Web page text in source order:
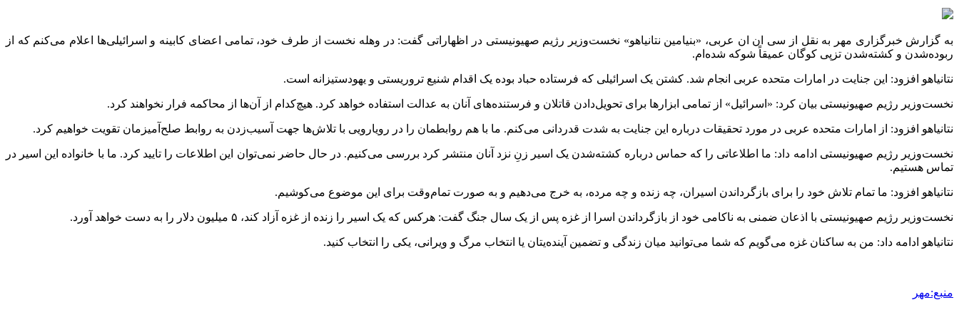
به گزارش خبرگزاری مهر به نقل از سی ان ان عربی، «بنیامین نتانیاهو» نخست‌وزیر رژیم صهیونیستی در اظهاراتی گفت: در وهله نخست از طرف خود، تمامی اعضای کابینه و اسرائیلی‌ها اعلام می‌کنم که از
ربوده‌شدن و کشته‌شدن تزپی کوگان عمیقاً شوکه شده‌ام.
نتانیاهو افزود: این جنایت در امارات متحده عربی انجام شد. کشتن یک اسرائیلی که فرستاده حباد بوده یک اقدام شنیع تروریستی و یهودستیزانه است.
نخست‌وزیر رژیم صهیونیستی بیان کرد: «اسرائیل» از تمامی ابزارها برای تحویل‌دادن قاتلان و فرستنده‌های آنان به عدالت استفاده خواهد کرد. هیچ‌کدام از آن‌ها از محاکمه فرار نخواهند کرد.
نتانیاهو افزود: از امارات متحده عربی در مورد تحقیقات درباره این جنایت به شدت قدردانی می‌کنم. ما با هم روابطمان را در رویارویی با تلاش‌ها جهت آسیب‌زدن به روابط صلح‌آمیزمان تقویت خواهیم کرد.
نخست‌وزیر رژیم صهیونیستی ادامه داد: ما اطلاعاتی را که حماس درباره کشته‌شدن یک اسیر زنِ نزد آنان منتشر کرد بررسی می‌کنیم. در حال حاضر نمی‌توان این اطلاعات را تایید کرد. ما با خانواده این اسیر در
تماس هستیم.
نتانیاهو افزود: ما تمام تلاش خود را برای بازگرداندن اسیران، چه زنده و چه مرده، به خرج می‌دهیم و به صورت تمام‌وقت برای این موضوع می‌کوشیم.
نخست‌وزیر رژیم صهیونیستی با اذعان ضمنی به ناکامی خود از بازگرداندن اسرا از غزه پس از یک سال جنگ گفت: هرکس که یک اسیر را زنده از غزه آزاد کند، ۵ میلیون دلار را به دست خواهد آورد.
نتانیاهو ادامه داد: من به ساکنان غزه می‌گویم که شما می‌توانید میان زندگی و تضمین آینده‌یتان یا انتخاب مرگ و ویرانی، یکی را انتخاب کنید.
منبع:مهر